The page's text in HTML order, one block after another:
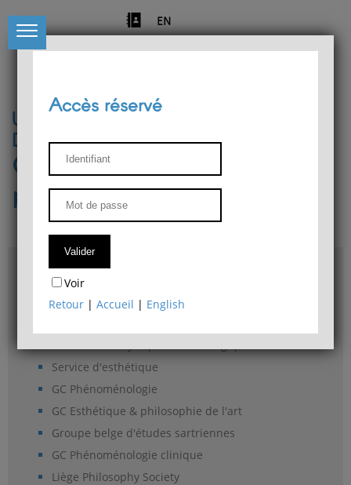
EN
Université de Liège
Département de philosophie
Centre de recherches
phénoménologiques
Accès & plans
Bibliothèque du Département de philosophie
Service d'esthétique
GC Phénoménologie
GC Esthétique & philosophie de l'art
Groupe belge d'études sartriennes
GC Phénoménologie clinique
Liège Philosophy Society
Accès réservé
Voir
Retour |Accueil | English